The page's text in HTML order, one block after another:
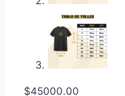
$45000.00